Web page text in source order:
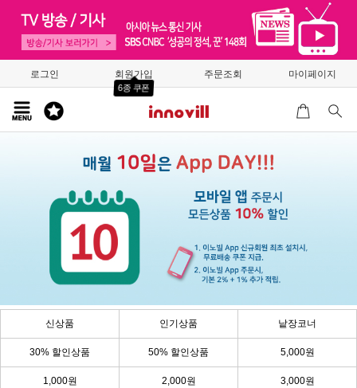
로그인 회원가입
6종 쿠폰
주문조회 마이페이지
신상품 인기상품 낱장코너
30% 할인상품 50% 할인상품 5,000원
1,000원 2,000원 3,000원